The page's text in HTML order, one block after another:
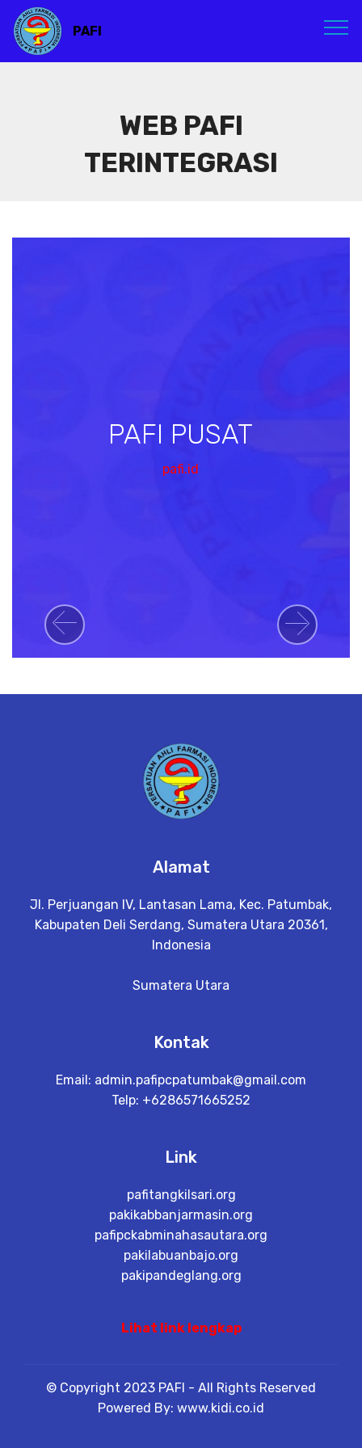
PAFI
WEB PAFI
TERINTEGRASI
PAFI PUSAT
pafi.id
Previous Next
Alamat
Jl. Perjuangan IV, Lantasan Lama, Kec. Patumbak,
Kabupaten Deli Serdang, Sumatera Utara 20361,
Indonesia
Sumatera Utara
Kontak
Email: admin.pafipcpatumbak@gmail.com
Telp: +6286571665252
Link
pafitangkilsari.org
pakikabbanjarmasin.org
pafipckabminahasautara.org
pakilabuanbajo.org
pakipandeglang.org
Lihat link lengkap
© Copyright 2023 PAFI - All Rights Reserved
Powered By: www.kidi.co.id